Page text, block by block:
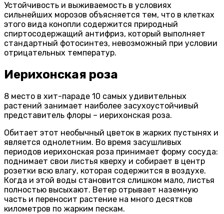
Устойчивость и выживаемость в условиях
сильнейших морозов объясняется тем, что в клетках
этого вида конопли содержится природный
спиртосодержащий антифриз, который выполняет
стандартный фотосинтез, невозможный при условии
отрицательных температур.
Иерихонская роза
8 место в хит-параде 10 самых удивительных
растений занимает наиболее засухоустойчивый
представитель флоры – иерихонская роза.
Обитает этот необычный цветок в жарких пустынях и
является однолетним. Во время засушливых
периодов иерихонская роза принимает форму сосуда:
поднимает свои листья кверху и собирает в центр
розетки всю влагу, которая содержится в воздухе.
Когда и этой воды становится слишком мало, листья
полностью высыхают. Ветер отрывает наземную
часть и переносит растение на много десятков
километров по жарким пескам.